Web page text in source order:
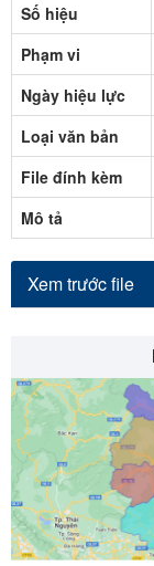
Số hiệu
Phạm vi
Ngày hiệu lực
Loại văn bản
File đính kèm
Mô tả
Xem trước file